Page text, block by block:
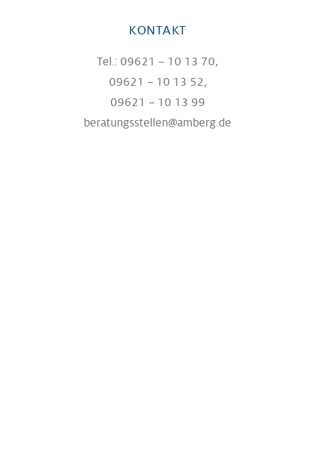
KONTAKT
Tel.: 09621 – 10 13 70,
09621 – 10 13 52,
09621 – 10 13 99
beratungsstellen@amberg.de